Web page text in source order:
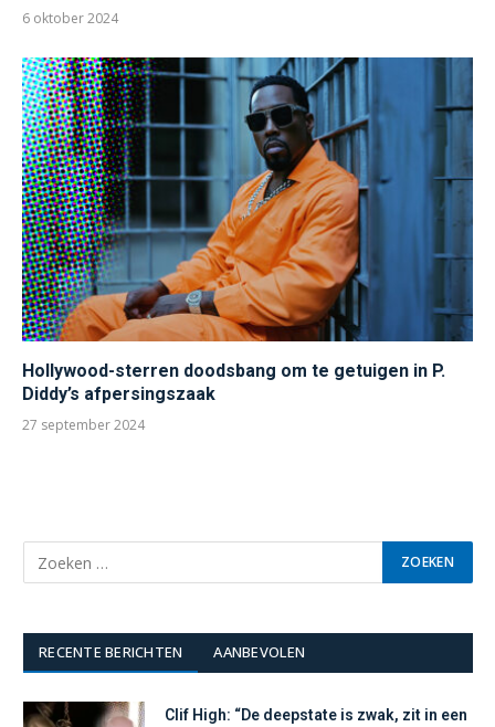
6 oktober 2024
Hollywood-sterren doodsbang om te getuigen in P.
Diddy’s afpersingszaak
27 september 2024
RECENTE BERICHTEN AANBEVOLEN
Clif High: “De deepstate is zwak, zit in een